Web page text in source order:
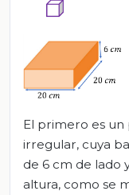
El primero es un
irregular, cuya
de 6 cm de lado
altura, como se